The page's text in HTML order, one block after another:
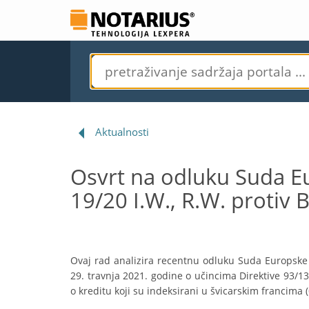
Aktualnosti
Osvrt na odluku Suda
19/20 I.W., R.W. protiv
Ovaj rad analizira recentnu odluku Suda
29. travnja 2021. godine o učincima Direktive 93/
o kreditu koji su indeksirani u švicarskim francima